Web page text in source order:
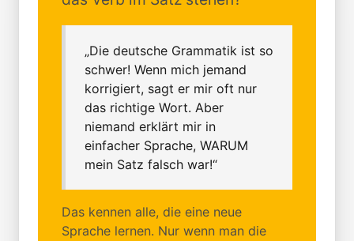
„Die deutsche Grammatik ist so
schwer! Wenn mich jemand
korrigiert, sagt er mir oft nur
das richtige Wort. Aber
niemand erklärt mir in
einfacher Sprache, WARUM
mein Satz falsch war!“
Das kennen alle, die eine neue
Sprache lernen. Nur wenn man die